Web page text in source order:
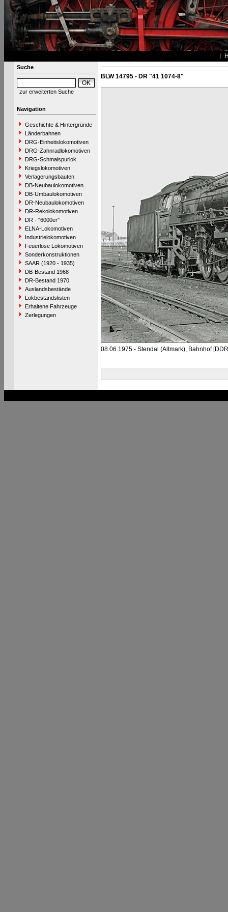
Suche
zur erweiterten Suche
Navigation
Geschichte & Hintergründe
Länderbahnen
DRG-Einheitslokomotiven
DRG-Zahnradlokomotiven
DRG-Schmalspurlok.
Kriegslokomotiven
Verlagerungsbauten
DB-Neubaulokomotiven
DB-Umbaulokomotiven
DR-Neubaulokomotiven
DR-Rekolokomotiven
DR - "6000er"
ELNA-Lokomotiven
Industrielokomotiven
Feuerlose Lokomotiven
Sonderkonstruktionen
SAAR (1920 - 1935)
DB-Bestand 1968
DR-Bestand 1970
Auslandsbestände
Lokbestandslisten
Erhaltene Fahrzeuge
Zerlegungen
BLW 14795 - DR "41 1074-8"
08.06.1975 - Stendal (Altmark), Bahnhof